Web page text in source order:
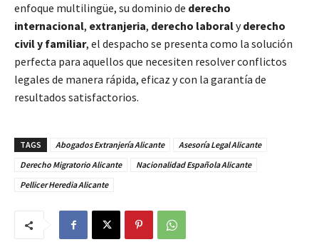
enfoque multilingüe, su dominio de derecho
internacional, extranjeria, derecho laboralyderecho
civil y familiar, el despacho se presenta como la solución
perfecta para aquellos que necesiten resolver conflictos
legales de manera rápida, eficaz y con la garantía de
resultados satisfactorios.
TAGS Abogados Extranjería Alicante
Asesoría Legal Alicante
Derecho Migratorio Alicante
Nacionalidad Española Alicante
Pellicer Heredia Alicante